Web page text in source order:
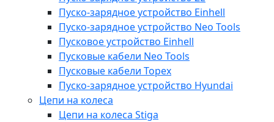
Пуско-зарядное устройство Einhell
Пуско-зарядное устройство Neo Tools
Пусковое устройство Einhell
Пусковые кабели Neo Tools
Пусковые кабели Topex
Пуско-зарядное устройство Hyundai
Цепи на колеса
Цепи на колеса Stiga